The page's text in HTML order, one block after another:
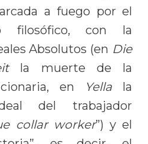
a fuego por el
filosófico, con la
Absolutos (en Die
la muerte de la
en
Yella la
del trabajador
collar worker”) y el